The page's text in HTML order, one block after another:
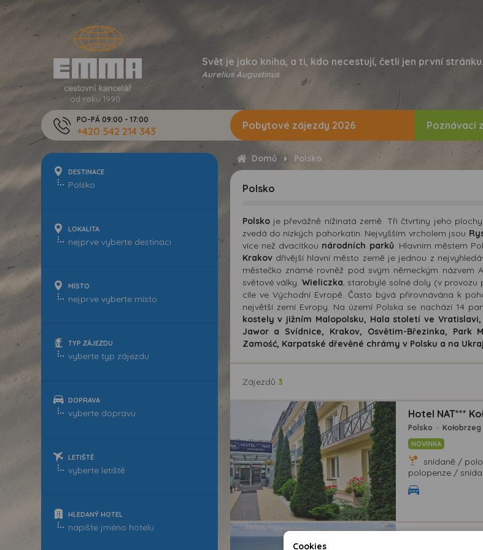
od roku 1990
Svět je jako kniha, a ti, kdo necestují, četli jen první stránku.
Aurelius Augustinus
PO-PÁ 09:00 - 17:00
+420 542 214 343
DESTINACE
LOKALITA
MÍSTO
TYP ZÁJEZDU
DOPRAVA
LETIŠTĚ
HLEDANÝ HOTEL
Pobytové zájezdy 2026 Poznávací
Domů Polsko
Polsko
Polskoje převážně nížinatá země. Tři čtvrtiny jeho
zvedá do nízkých pahorkatin. Nejvyšším vrcholem jsou
více než dvacítkou národních parků. Hlavním městem
Krakovdřívější hlavní město země je jednou z
městečko známé rovněž pod svým německým názvem
světové války. Wieliczka, starobylé solné doly (v provozu
cíle ve Východní Evropě. Často bývá přirovnávána k
největší zemí Evropy. Na území Polska se nachází 14
kostely v jižním Malopolsku, Hala století ve
Jawor a Svídnice, Krakov, Osvětim-Březinka, Park
Zamość, Karpatské dřevěné chrámy v Polsku a na
Zájezdů 3
Hotel NAT***
Polsko > Kołobrzeg
NOVINKA
snídaně /
polopenze /
Hotel NAT***
Cookies